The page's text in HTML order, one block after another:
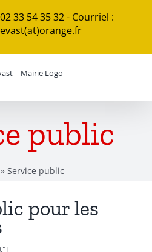
33 54 35 32 - Courriel :
public
» Service public
pour les